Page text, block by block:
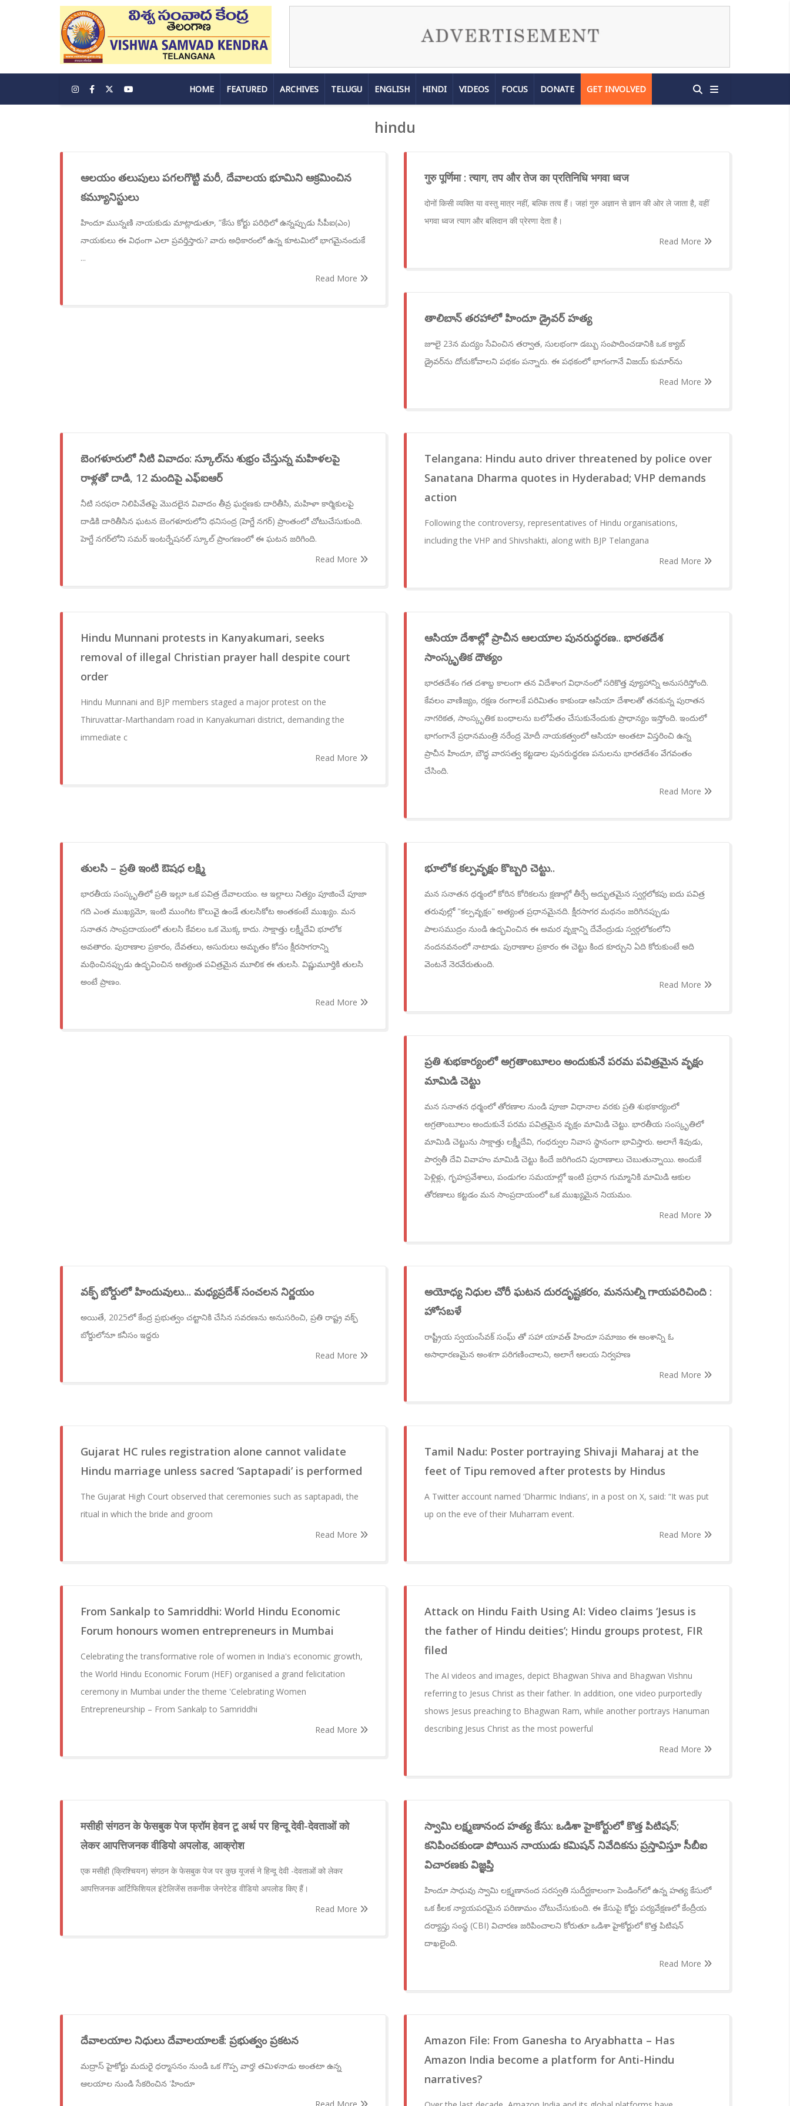
HOME FEATURED ARCHIVES TELUGU ENGLISH HINDI VIDEOS FOCUS DONATE GET INVOLVED
hindu
ఆలయం తలుపులు పగలగొట్టి మరీ, దేవాలయ భూమిని ఆక్రమించిన
కమ్యూనిస్టులు
హిందూ మున్నణి నాయకుడు మాట్లాడుతూ, ”కేసు కోర్టు పరిధిలో ఉన్నప్పుడు సీపీఐ(ఎం)
నాయకులు ఈ విధంగా ఎలా ప్రవర్తిస్తారు? వారు అధికారంలో ఉన్న కూటమిలో భాగమైనందుకే
...
Read More
गुरु पूर्णिमा : त्याग, तप और तेज का प्रतिनिधि भगवा ध्वज
दोनों किसी व्यक्ति या वस्तु मात्र नहीं, बल्कि तत्व हैं। जहां गुरु अज्ञान से ज्ञान की ओर ले जाता है, वहीं
भगवा ध्वज त्याग और बलिदान की प्रेरणा देता है।
Read More
తాలిబాన్ తరహాలో హిందూ డ్రైవర్ హత్య
జూలై 23న మద్యం సేవించిన తర్వాత, సులభంగా డబ్బు సంపాదించడానికి ఒక క్యాబ్
డ్రైవర్‌ను దోచుకోవాలని పథకం పన్నారు. ఈ పథకంలో భాగంగానే విజయ్ కుమార్‌ను
Read More
బెంగళూరులో నీటి వివాదం: స్కూల్‌ను శుభ్రం చేస్తున్న మహిళలపై
రాళ్లతో దాడి, 12 మందిపై ఎఫ్‌ఐఆర్
నీటి సరఫరా నిలిపివేతపై మొదలైన వివాదం తీవ్ర ఘర్షణకు దారితీసి, మహిళా కార్మికులపై
దాడికి దారితీసిన ఘటన బెంగళూరులోని థనిసంద్ర (హెగ్డే నగర్) ప్రాంతంలో చోటుచేసుకుంది.
హెగ్డే నగర్‌లోని సమర్ ఇంటర్నేషనల్ స్కూల్ ప్రాంగణంలో ఈ ఘటన జరిగింది.
Read More
Telangana: Hindu auto driver threatened by police over
Sanatana Dharma quotes in Hyderabad; VHP demands
action
Following the controversy, representatives of Hindu organisations,
including the VHP and Shivshakti, along with BJP Telangana
Read More
Hindu Munnani protests in Kanyakumari, seeks
removal of illegal Christian prayer hall despite court
order
Hindu Munnani and BJP members staged a major protest on the
Thiruvattar-Marthandam road in Kanyakumari district, demanding the
immediate c
Read More
ఆసియా దేశాల్లో ప్రాచీన ఆలయాల పునరుద్ధరణ.. భారతదేశ
సాంస్కృతిక దౌత్యం
భారతదేశం గత దశాబ్ద కాలంగా తన విదేశాంగ విధానంలో సరికొత్త వ్యూహాన్ని అనుసరిస్తోంది.
కేవలం వాణిజ్యం, రక్షణ రంగాలకే పరిమితం కాకుండా ఆసియా దేశాలతో తనకున్న పురాతన
నాగరికత, సాంస్కృతిక బంధాలను బలోపేతం చేసుకునేందుకు ప్రాధాన్యం ఇస్తోంది. ఇందులో
భాగంగానే ప్రధానమంత్రి నరేంద్ర మోదీ నాయకత్వంలో ఆసియా అంతటా విస్తరించి ఉన్న
ప్రాచీన హిందూ, బౌద్ధ వారసత్వ కట్టడాల పునరుద్ధరణ పనులను భారతదేశం వేగవంతం
చేసింది.
Read More
తులసి – ప్రతి ఇంటి ఔషధ లక్ష్మి
భారతీయ సంస్కృతిలో ప్రతి ఇల్లూ ఒక పవిత్ర దేవాలయం. ఆ ఇల్లాలు నిత్యం పూజించే పూజా
గది ఎంత ముఖ్యమో, ఇంటి ముంగిట కొలువై ఉండే తులసికోట అంతకంటే ముఖ్యం. మన
సనాతన సాంప్రదాయంలో తులసి కేవలం ఒక మొక్క కాదు. సాక్షాత్తు లక్ష్మీదేవి భూలోక
అవతారం. పురాణాల ప్రకారం, దేవతలు, అసురులు అమృతం కోసం క్షీరసాగరాన్ని
మథించినప్పుడు ఉద్భవించిన అత్యంత పవిత్రమైన మూలిక ఈ తులసి. విష్ణుమూర్తికి తులసి
అంటే ప్రాణం.
Read More
భూలోక కల్పవృక్షం కొబ్బరి చెట్టు..
మన సనాతన ధర్మంలో కోరిన కోరికలను క్షణాల్లో తీర్చే అద్భుతమైన స్వర్గలోకపు ఐదు పవిత్ర
తరువుల్లో "కల్పవృక్షం" అత్యంత ప్రధానమైనది. క్షీరసాగర మథనం జరిగినప్పుడు
పాలసముద్రం నుండి ఉద్భవించిన ఈ అమర వృక్షాన్ని దేవేంద్రుడు స్వర్గలోకంలోని
నందనవనంలో నాటాడు. పురాణాల ప్రకారం ఈ చెట్టు కింద కూర్చుని ఏది కోరుకుంటే అది
వెంటనే నెరవేరుతుంది.
Read More
ప్రతి శుభకార్యంలో అగ్రతాంబూలం అందుకునే పరమ పవిత్రమైన వృక్షం
మామిడి చెట్టు
మన సనాతన ధర్మంలో తోరణాల నుండి పూజా విధానాల వరకు ప్రతి శుభకార్యంలో
అగ్రతాంబూలం అందుకునే పరమ పవిత్రమైన వృక్షం మామిడి చెట్టు. భారతీయ సంస్కృతిలో
మామిడి చెట్టును సాక్షాత్తు లక్ష్మీదేవి, గంధర్వుల నివాస స్థానంగా భావిస్తారు. అలాగే శివుడు,
పార్వతీ దేవి వివాహం మామిడి చెట్టు కిందే జరిగిందని పురాణాలు చెబుతున్నాయి. అందుకే
పెళ్లిళ్లు, గృహప్రవేశాలు, పండుగల సమయాల్లో ఇంటి ప్రధాన గుమ్మానికి మామిడి ఆకుల
తోరణాలు కట్టడం మన సాంప్రదాయంలో ఒక ముఖ్యమైన నియమం.
Read More
వక్ఫ్ బోర్డులో హిందువులు... మధ్యప్రదేశ్ సంచలన నిర్ణయం
అయితే, 2025లో కేంద్ర ప్రభుత్వం చట్టానికి చేసిన సవరణను అనుసరించి, ప్రతి రాష్ట్ర వక్ఫ్
బోర్డులోనూ కనీసం ఇద్దరు
Read More
అయోధ్య నిధుల చోరీ ఘటన దురదృష్టకరం, మనసుల్ని గాయపరిచింది :
హోసబళే
రాష్ట్రీయ స్వయంసేవక్ సంఘ్ తో సహా యావత్ హిందూ సమాజం ఈ అంశాన్ని ఓ
అసాధారణమైన అంశగా పరిగణించాలని, అలాగే ఆలయ నిర్వహణ
Read More
Gujarat HC rules registration alone cannot validate
Hindu marriage unless sacred ‘Saptapadi’ is performed
The Gujarat High Court observed that ceremonies such as saptapadi, the
ritual in which the bride and groom
Read More
Tamil Nadu: Poster portraying Shivaji Maharaj at the
feet of Tipu removed after protests by Hindus
A Twitter account named ‘Dharmic Indians’, in a post on X, said: “It was put
up on the eve of their Muharram event.
Read More
From Sankalp to Samriddhi: World Hindu Economic
Forum honours women entrepreneurs in Mumbai
Celebrating the transformative role of women in India's economic growth,
the World Hindu Economic Forum (HEF) organised a grand felicitation
ceremony in Mumbai under the theme 'Celebrating Women
Entrepreneurship – From Sankalp to Samriddhi
Read More
Attack on Hindu Faith Using AI: Video claims ‘Jesus is
the father of Hindu deities’; Hindu groups protest, FIR
filed
The AI videos and images, depict Bhagwan Shiva and Bhagwan Vishnu
referring to Jesus Christ as their father. In addition, one video purportedly
shows Jesus preaching to Bhagwan Ram, while another portrays Hanuman
describing Jesus Christ as the most powerful
Read More
मसीही संगठन के फेसबुक पेज फ्रॉम हेवन टू अर्थ पर हिन्दू देवी-देवताओं को
लेकर आपत्तिजनक वीडियो अपलोड, आक्रोश
एक मसीही (क्रिश्चियन) संगठन के फेसबुक पेज पर कुछ यूजर्स ने हिन्दू देवी -देवताओं को लेकर
आपत्तिजनक आर्टिफिशियल इंटेलिजेंस तकनीक जेनरेटेड वीडियो अपलोड किए हैं।
Read More
స్వామి లక్ష్మణానంద హత్య కేసు: ఒడిశా హైకోర్టులో కొత్త పిటిషన్;
కనిపించకుండా పోయిన నాయుడు కమిషన్ నివేదికను ప్రస్తావిస్తూ సీబీఐ
విచారణకు విజ్ఞప్తి
హిందూ సాధువు స్వామి లక్ష్మణానంద సరస్వతి సుదీర్ఘకాలంగా పెండింగ్‌లో ఉన్న హత్య కేసులో
ఒక కీలక న్యాయపరమైన పరిణామం చోటుచేసుకుంది. ఈ కేసుపై కోర్టు పర్యవేక్షణలో కేంద్రీయ
దర్యాప్తు సంస్థ (CBI) విచారణ జరిపించాలని కోరుతూ ఒడిశా హైకోర్టులో కొత్త పిటిషన్
దాఖలైంది.
Read More
దేవాలయాల నిధులు దేవాలయాలకే: ప్రభుత్వం ప్రకటన
మద్రాస్ హైకోర్టు మదురై ధర్మాసనం నుండి ఒక గొప్ప వార్త! తమిళనాడు అంతటా ఉన్న
ఆలయాల నుండి సేకరించిన 'హిందూ
Amazon File: From Ganesha to Aryabhatta – Has
Amazon India become a platform for Anti-Hindu
narratives?